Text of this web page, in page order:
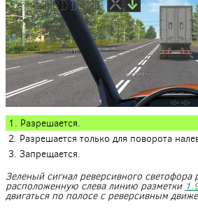
1. Разрешается.
2. Разрешается только для поворота
3. Запрещается.
Зеленый сигнал реверсивного светофора
расположенную слева линию разметки
двигаться по полосе с реверсивным